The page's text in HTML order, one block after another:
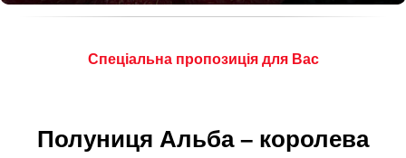
Спеціальна пропозиція для Вас
Полуниця Альба – королева